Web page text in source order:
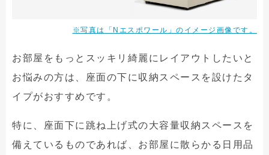
※写真は「Nエスポワール」のイメージ画像です。
お部屋をもっとスッキリ綺麗にレイアウトしたいと
お悩みの方は、座面の下に収納スペースを設けたタ
イプがおすすめです。
特に、座面下に跳ね上げ式の大容量収納スペースを
備えているものであれば、お部屋に散らかる日用品